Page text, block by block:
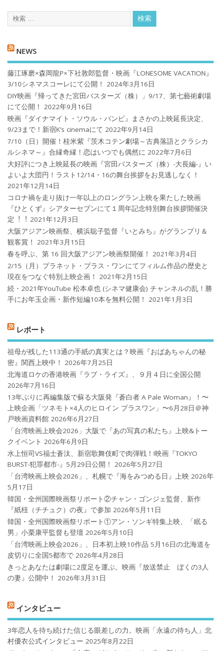
NEWS
藤江琢磨×森岡龍P×下社敦郎監督・映画『LONESOME VACATION』
3/10シネマスコーレにて公開！
2024年3月16日
DIY映画『帰ってきた宮田バスターズ（株）」9/17、第七藝術劇場
にて公開！
2022年9月16日
映画『ダイナマイト・ソウル・バンビ』まさかの上映延長決定、
9/23まで！新宿K’s cinemaにて 2022年9月14日
7/10（日）開催！桂米紫『茨木コテン劇場～古典落語とクラシカ
ルシネマ～』合縁奇縁！恋はいつでも偶然に 2022年7月6日
大好評につき上映延長の映画『宮田バスターズ（株）-大長編-』い
よいよ大団円！ラスト12/14・16の舞台挨拶をお見逃しなく！
2021年12月14日
コロナ禍を⾛り抜け⼀年以上のロングラン上映を果たした映画
『ひとくず』シアターセブンにて１周年記念特別舞台挨拶開催決
定︕︕ 2021年12月3日
大阪アジアン映画祭、横浜聡子監督『いとみち』がグランプリ＆
観客賞！
2021年3月15日
春を呼ぶ、第 16 回大阪アジアン映画祭開催！
2021年3月4日
2/15（月）プラネット・プラス・ワンにてフィルム作品の歴史と
現在をつなぐ特別上映企画！
2021年2月15日
続・2021年YouTube 松本卓也 (シネマ健康会) チャンネルの乱！勝
手にお年玉企画・新作短編10本を無料公開！
2021年1月3日
レポート
祖母が残した113通の手紙の真実とは？映画『おばあちゃんの秘
密』関西上映中！
2026年7月25日
北海道ロケの香港映画『ラブ・ライズ』、９月４日に全国公開
2026年7月16日
13年ぶりに再編集版で蘇る大阪発『蒼白者 A Pale Woman』！〜
上映企画「ツネモト×4人のヒロイン プラスワン」〜6月28日＠神
戸映画資料館 2026年6月27日
「台湾映画上映会2026」大阪で『あの写真の私たち』上映&トー
クイベント 2026年6月9日
水上恒司VS福士蒼汰、新宿歌舞伎町で肉弾戦！!映画『TOKYO
BURST-犯罪都市-』5月29日公開！
2026年5月27日
「台湾映画上映会2026」、札幌で『海をみつめる日』上映 2026年
5月17日
韓国・全州国際映画祭リポート②チャン・ゴンジェ監督、新作
『紙杻（チチュク）の夜』で参加 2026年5月11日
韓国・全州国際映画祭リポート①アン・ソンギ特集上映、「眠る
男」小栗康平監督も登壇 2026年5月10日
「台湾映画上映会2026」、日本初上映10作品 5月16日の北海道を
皮切りに全国5都市で 2026年4月28日
きっとあなたは劇場に2度足を運ぶ。映画『放送禁止 ぼくの3人
の妻』公開中！
2026年3月31日
インタビュー
3年恋人を待ち続けた信じる眼差しの力。映画「永遠の待ち人」北
村優衣公式インタビュー 2025年8月22日